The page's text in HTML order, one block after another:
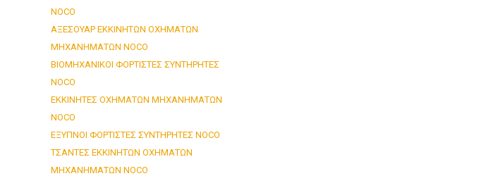
NOCO
ΑΞΕΣΟΥΑΡ ΕΚΚΙΝΗΤΩΝ ΟΧΗΜΑΤΩΝ
ΜΗΧΑΝΗΜΑΤΩΝ NOCO
ΒΙΟΜΗΧΑΝΙΚΟΙ ΦΟΡΤΙΣΤΕΣ ΣΥΝΤΗΡΗΤΕΣ
NOCO
ΕΚΚΙΝΗΤΕΣ ΟΧΗΜΑΤΩΝ ΜΗΧΑΝΗΜΑΤΩΝ
NOCO
ΕΞΥΠΝΟΙ ΦΟΡΤΙΣΤΕΣ ΣΥΝΤΗΡΗΤΕΣ NOCO
ΤΣΑΝΤΕΣ ΕΚΚΙΝΗΤΩΝ ΟΧΗΜΑΤΩΝ
ΜΗΧΑΝΗΜΑΤΩΝ NOCO